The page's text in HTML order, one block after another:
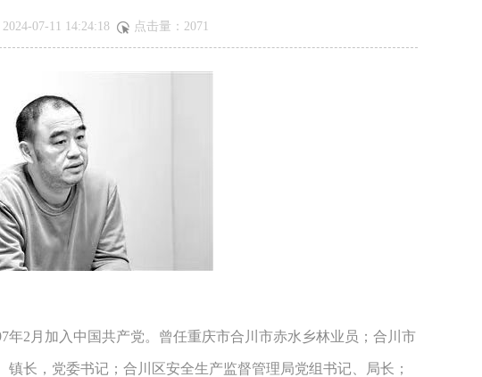
07-11 14:24:18 点击量： 2071
年2月加入中国共产党。曾任重庆市合川市赤水乡林业员；合川市
长，党委书记；合川区安全生产监督管理局党组书记、局长；